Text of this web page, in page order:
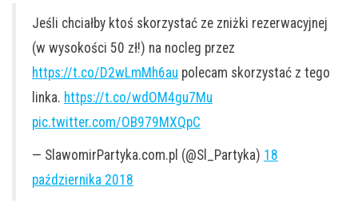
Jeśli chciałby ktoś skorzystać ze zniżki rezerwacyjnej
(w wysokości 50 zł!) na nocleg przez
https://t.co/D2wLmMh6au polecam skorzystać z tego
linka. https://t.co/wdOM4gu7Mu
pic.twitter.com/OB979MXQpC
— SlawomirPartyka.com.pl (@Sl_Partyka) 18
października 2018